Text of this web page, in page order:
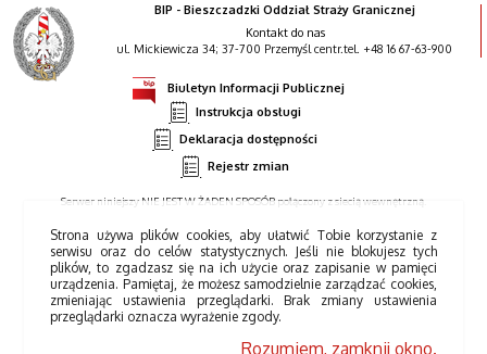
BIP - Bieszczadzki Oddział Straży Granicznej
Kontakt do nas
ul. Mickiewicza 34; 37-700 Przemyśl centr.tel. +48 16 67-63-900
Biuletyn Informacji Publicznej
Instrukcja obsługi
Deklaracja dostępności
Rejestr zmian
Serwer niniejszy NIE JEST W ŻADEN SPOSÓB połączony z siecią wewnętrzną.
Strona używa plików cookies, aby ułatwić Tobie korzystanie z
serwisu oraz do celów statystycznych. Jeśli nie blokujesz tych
plików, to zgadzasz się na ich użycie oraz zapisanie w pamięci
urządzenia. Pamiętaj, że możesz samodzielnie zarządzać cookies,
zmieniając ustawienia przeglądarki. Brak zmiany ustawienia
przeglądarki oznacza wyrażenie zgody.
Rozumiem, zamknij okno.